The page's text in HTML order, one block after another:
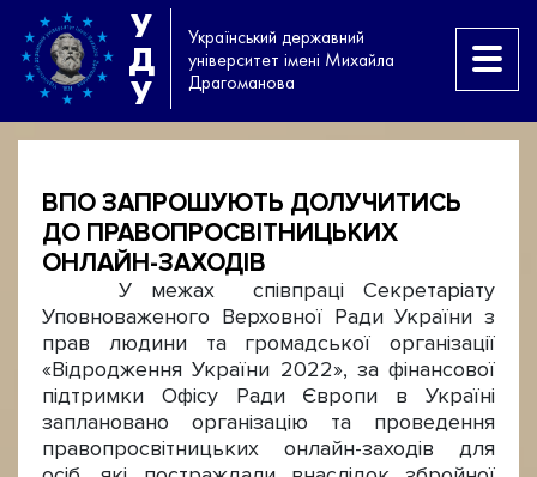
У
Д
У
Український державний
університет імені Михайла
Драгоманова
ВПО ЗАПРОШУЮТЬ ДОЛУЧИТИСЬ
ДО ПРАВОПРОСВІТНИЦЬКИХ
ОНЛАЙН-ЗАХОДІВ
У межах співпраці Секретаріату
Уповноваженого Верховної Ради України з
прав людини та громадської організації
«Відродження України 2022», за фінансової
підтримки Офісу Ради Європи в Україні
заплановано організацію та проведення
правопросвітницьких онлайн-заходів для